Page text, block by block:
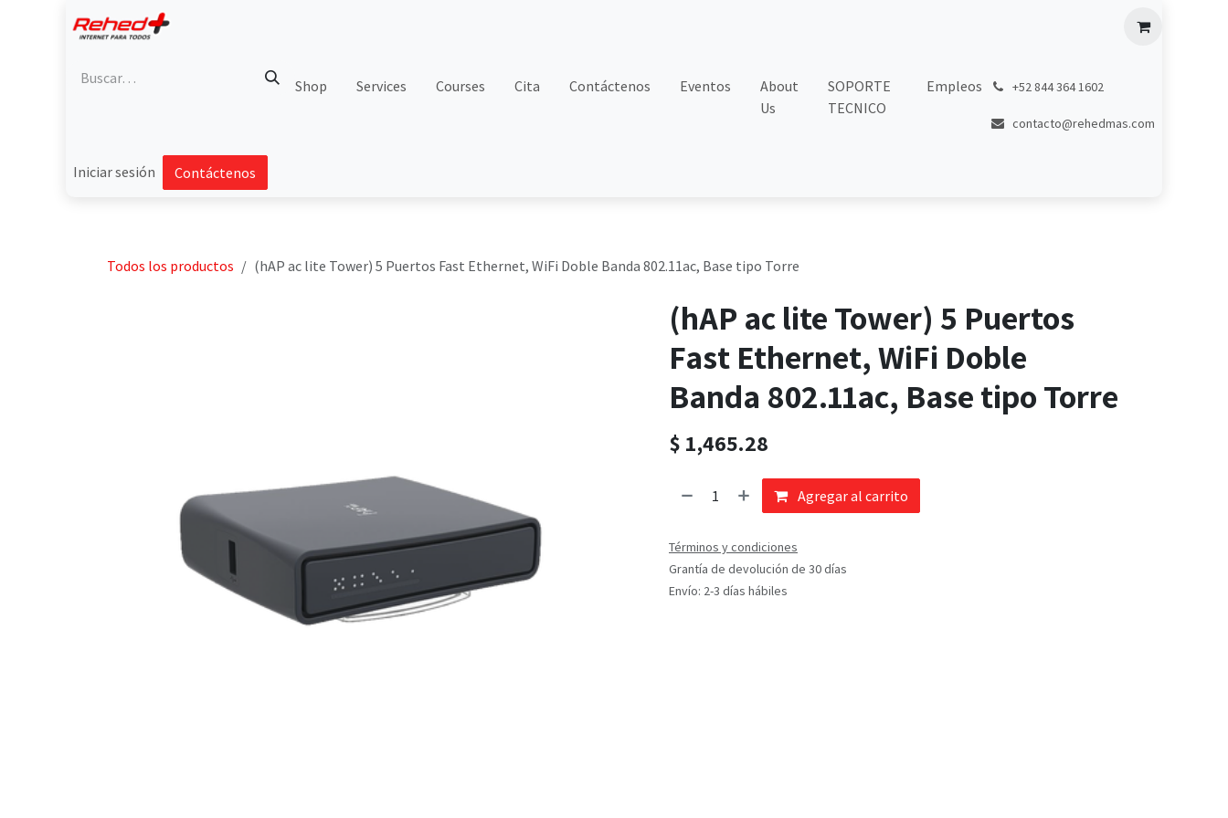
Shop Services Courses Cita Contáctenos Eventos
About
Us
SOPORTE
TECNICO
Empleos +52 844 364 1602
contacto@rehedmas.com
Iniciar sesión Contáctenos
Todos los productos (hAP ac lite Tower) 5 Puertos Fast Ethernet, WiFi Doble Banda 802.11ac, Base tipo Torre
(hAP ac lite Tower) 5 Puertos
Fast Ethernet, WiFi Doble
Banda 802.11ac, Base tipo Torre
$ 1,465.28
Agregar al carrito
Términos y condiciones
Grantía de devolución de 30 días
Envío: 2-3 días hábiles